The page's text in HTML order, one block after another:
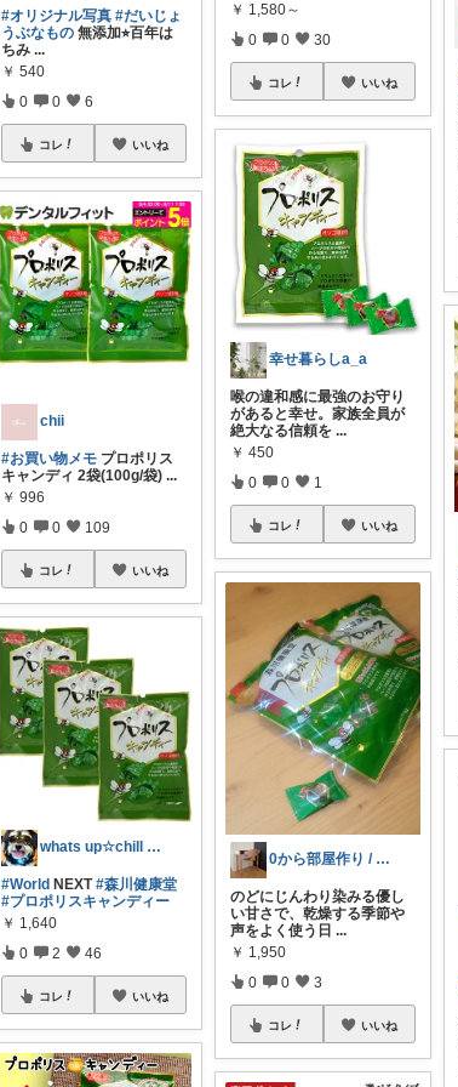
#オリジナル写真 #だいじょ
うぶなもの 無添加⭐︎百年は
ちみ ...
￥ 540
0 0 6
コレ いいね
chii ‪
#お買い物メモ プロポリス
キャンディ 2袋(100g/袋)...
￥ 996
0 0 109
コレ いいね
whats up☆chill out
#World NEXT#森川健康堂
#プロポリスキャンディー
￥ 1,640
0 2 46
コレ いいね
￥ 1,580～
0 0 30
コレ いいね
幸せ暮らしa_a
喉の違和感に最強のお守り
があると幸せ。家族全員が
絶大なる信頼を ...
￥ 450
0 0 1
コレ いいね
0から部屋作り / BASE
のどにじんわり染みる優し
い甘さで、乾燥する季節や
声をよく使う日 ...
￥ 1,950
0 0 3
コレ いいね